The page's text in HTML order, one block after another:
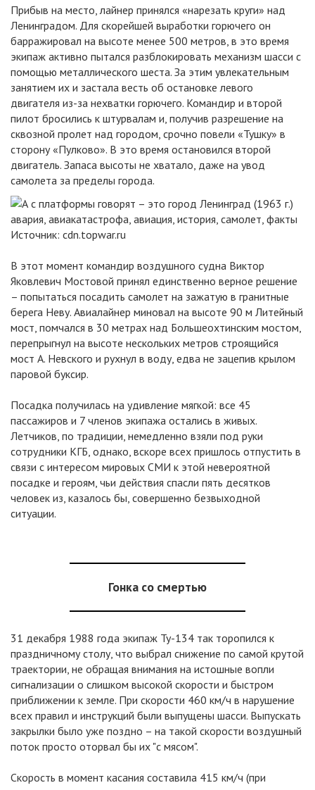
Прибыв на место, лайнер принялся «нарезать круги» над
Ленинградом. Для скорейшей выработки горючего он
барражировал на высоте менее 500 метров, в это время
экипаж активно пытался разблокировать механизм шасси с
помощью металлического шеста. За этим увлекательным
занятием их и застала весть об остановке левого
двигателя из-за нехватки горючего. Командир и второй
пилот бросились к штурвалам и, получив разрешение на
сквозной пролет над городом, срочно повели «Тушку» в
сторону «Пулково». В это время остановился второй
двигатель. Запаса высоты не хватало, даже на увод
самолета за пределы города.
Источник: cdn.topwar.ru
В этот момент командир воздушного судна Виктор
Яковлевич Мостовой принял единственно верное решение
– попытаться посадить самолет на зажатую в гранитные
берега Неву. Авиалайнер миновал на высоте 90 м Литейный
мост, помчался в 30 метрах над Большеохтинским мостом,
перепрыгнул на высоте нескольких метров строящийся
мост А. Невского и рухнул в воду, едва не зацепив крылом
паровой буксир.
Посадка получилась на удивление мягкой: все 45
пассажиров и 7 членов экипажа остались в живых.
Летчиков, по традиции, немедленно взяли под руки
сотрудники КГБ, однако, вскоре всех пришлось отпустить в
связи с интересом мировых СМИ к этой невероятной
посадке и героям, чьи действия спасли пять десятков
человек из, казалось бы, совершенно безвыходной
ситуации.
Гонка со смертью
31 декабря 1988 года экипаж Ту-134 так торопился к
праздничному столу, что выбрал снижение по самой крутой
траектории, не обращая внимания на истошные вопли
сигнализации о слишком высокой скорости и быстром
приближении к земле. При скорости 460 км/ч в нарушение
всех правил и инструкций были выпущены шасси. Выпускать
закрылки было уже поздно – на такой скорости воздушный
поток просто оторвал бы их "с мясом".
Скорость в момент касания составила 415 км/ч (при